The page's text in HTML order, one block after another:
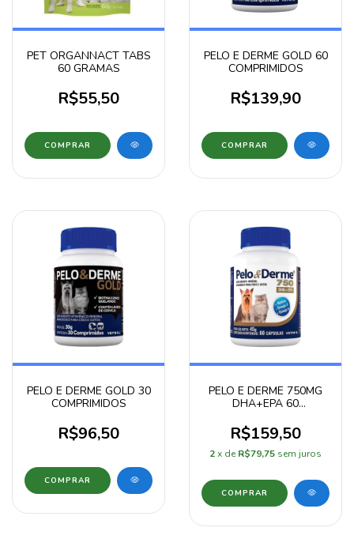
PET ORGANNACT TABS
60 GRAMAS
R$55,50
PELO E DERME GOLD 60
COMPRIMIDOS
R$139,90
PELO E DERME GOLD 30
COMPRIMIDOS
R$96,50
PELO E DERME 750MG
DHA+EPA 60
R$159,50
2x de R$79,75 sem juros